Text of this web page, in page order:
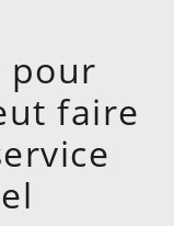
pour
faire